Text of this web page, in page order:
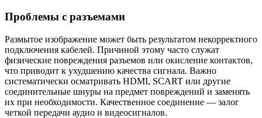
Проблемы с разъемами
Размытое изображение может быть результатом некорректного
подключения кабелей. Причиной этому часто служат
физические повреждения разъемов или окисление контактов,
что приводит к ухудшению качества сигнала. Важно
систематически осматривать HDMI, SCART или другие
соединительные шнуры на предмет повреждений и заменять
их при необходимости. Качественное соединение — залог
четкой передачи аудио и видеосигналов.